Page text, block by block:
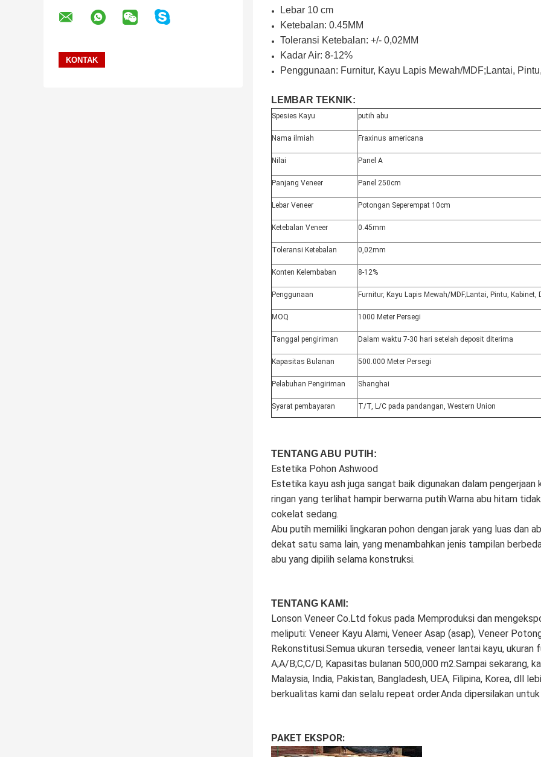
Lebar 10 cm
Ketebalan: 0.45MM
Toleransi Ketebalan: +/- 0,02MM
Kadar Air: 8-12%
Penggunaan: Furnitur, Kayu Lapis Mewah/MDF;Lantai,
LEMBAR TEKNIK:
Spesies Kayu putih abu
Nama ilmiah Fraxinus americana
Nilai Panel A
Panjang Veneer Panel 250cm
Lebar Veneer Potongan Seperempat 10cm
Ketebalan Veneer 0.45mm
Toleransi Ketebalan 0,02mm
Konten Kelembaban 8-12%
Penggunaan Furnitur, Kayu Lapis Mewah/MDF;Lantai, Pintu, Kabinet,
MOQ 1000 Meter Persegi
Tanggal pengiriman Dalam waktu 7-30 hari setelah deposit diterima
Kapasitas Bulanan 500.000 Meter Persegi
Pelabuhan Pengiriman Shanghai
Syarat pembayaran T/T, L/C pada pandangan, Western Union
TENTANG ABU PUTIH:
Estetika Pohon Ashwood
Estetika kayu ash juga sangat baik digunakan dalam
ringan yang terlihat hampir berwarna putih.Warna abu hitam
cokelat sedang.
Abu putih memiliki lingkaran pohon dengan jarak yang luas dan
dekat satu sama lain, yang menambahkan jenis tampilan
abu yang dipilih selama konstruksi.
TENTANG KAMI:
Lonson Veneer Co.Ltd fokus pada Memproduksi dan
meliputi: Veneer Kayu Alami, Veneer Asap (asap), Veneer
Rekonstitusi.Semua ukuran tersedia, veneer lantai kayu, ukuran
A;A/B;C;C/D, Kapasitas bulanan 500,000 m2.Sampai sekarang,
Malaysia, India, Pakistan, Bangladesh, UEA, Filipina, Korea, dll
berkualitas kami dan selalu repeat order.Anda dipersilakan
PAKET EKSPOR: